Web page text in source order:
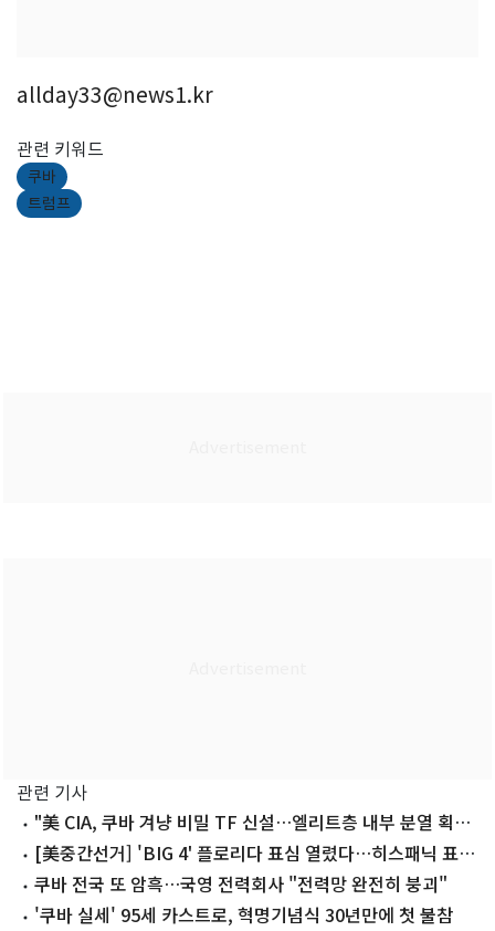
allday33@news1.kr
관련 키워드
쿠바
트럼프
관련 기사
"美 CIA, 쿠바 겨냥 비밀 TF 신설…엘리트층 내부 분열 획
책"[美중간선거] 'BIG 4' 플로리다 표심 열렸다…히스패닉 표심
주목쿠바 전국 또 암흑…국영 전력회사 "전력망 완전히 붕괴"
'쿠바 실세' 95세 카스트로, 혁명기념식 30년만에 첫 불참